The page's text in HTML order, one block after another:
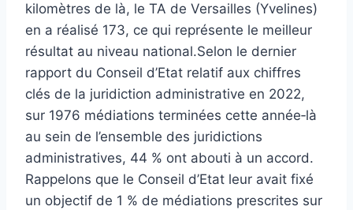
kilomètres de là, le TA de Versailles (Yvelines)
en a réalisé 173, ce qui représente le meilleur
résultat au niveau national.Selon le dernier
rapport du Conseil d’Etat relatif aux chiffres
clés de la juridiction administrative en 2022,
sur 1976 médiations terminées cette année‐là
au sein de l’ensemble des juridictions
administratives, 44 % ont abouti à un accord.
Rappelons que le Conseil d’Etat leur avait fixé
un objectif de 1 % de médiations prescrites sur